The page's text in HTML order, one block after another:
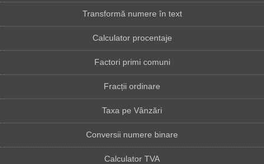
Transformă numere în text
Calculator procentaje
Factori primi comuni
Fracții ordinare
Taxa pe Vânzări
Conversii numere binare
Calculator TVA